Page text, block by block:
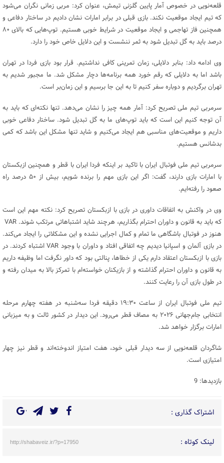
قلعه‌نویی در خصوص آمار پایین گلزنی تیمش، عنوان کرد: مربی زمانی نگران می‌شود
که تیم ایجاد موقعیت نکند. بازی قبلی در برابر امارات نشان دادیم در ساختار دفاعی و
همچنین فاز تهاجمی و ایجاد موقعیت در شرایط خوبی هستیم. توپ‌هایی که بالای ۸۰
درصد باید به گل تبدیل شود به ثمر ننشست و این دلایل خاص خود را دارد.
وی ادامه داد: بنابر دلایلی، زمان تمرینی کافی نداشتیم. قرار بود بازی فردا در تهران
باشد اما به دلایلی که رقم خورد همه برنامه‌ها دچار مشکل شد. ما مجبور شدیم به
تهران برگردیم و دوباره سفر کنیم تا به این جا برسیم و این زمان‌بر است.
سرمربی تیم ملی تصریح کرد: آمار همه چیز را نشان می‌دهد. تنها نکته‌ای که باید به
آن توجه کنیم این است که باید توپ‌های ما به گل تبدیل شود. ساختار دفاعی خوبی
داریم و موقعیت‌های مناسبی هم ایجاد می‌کنیم و شاید تنها مشکل این باشد که کمی
بدشانس هستیم.
سرمربی تیم ملی فوتبال ایران با تاکید بر اینکه فردا ایران با قطر و همچنین ازبکستان
با امارات بازی دارند،‌ گفت: اگر این بازی مهم را برنده شویم، بیش از ۵۰ درصد راه
صعود را رفته‌ایم.
وی در واکنش به اتفاقات داوری در بازی با ازبکستان تصریح کرد: نکته مهم این است
هنوز در فوتبال باشگاهی ما تمام و کمال اجرایی نشده و این مشکلاتی را ایجاد می‌کند.
در بازی آلمان و اسپانیا دیدیم چه اتفاقی افتاد و داوران با وجود VAR اشتباه کردند. در
بازی با ازبکستان اعتقاد دارم یکی از خطاها، پنالتی بود که داور نگرفت اما وظیفه داریم
به قانون و داوران احترام گذاشته و از بازیکنان خواسته‌ام با تمرکز بالا به میدان رفته و
در طول بازی آن را رعایت کنند.
تیم ملی فوتبال ایران از ساعت ۱۹:۳۰ دقیقه فردا سه‌شنبه در هفته چهارم مرحله
انتخابی جام‌جهانی ۲۰۲۶ به مصاف قطر می‌رود. این دیدار در کشور ثالت و به میزبانی
امارات برگزار خواهد شد.
شاگردان قلعه‌نویی از سه دیدار قبلی خود، هفت امتیاز اندوخته‌اند و قطر نیز چهار
امتیازی است.
بازدیدها: 9
اشتراک گذاری :
لینک کوتاه : http://shabaveiz.ir/?p=17950